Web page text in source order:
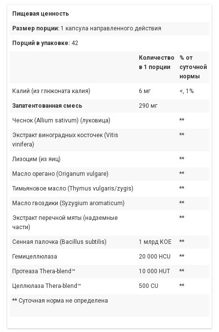
Пищевая ценность
Размер порции: 1 капсула направленного действия
Порций в упаковке: 42
Количество
в 1 порции
% от
суточной
нормы
Калий (из глюконата калия) 6 мг <, 1%
Запатентованная смесь 290 мг
Чеснок (Аllium sativum) (луковица) **
Экстракт виноградных косточек (Vitis
vinifera)
**
Лизоцим (из яиц) **
Масло орегано (Origanum vulgare) **
Тимьяновое масло (Thymus vulgaris/zygis) **
Масло гвоздики (Syzygium aromaticum) **
Экстракт перечной мяты (надземные
части)
**
Сенная палочка (Bacillus subtilis) 1 млрд КОЕ **
Гемицеллюлаза 20 000 HCU **
Протеаза Thera-blend™ 10 000 HUT **
Целлюлаза Thera-blend™ 500 CU **
** Суточная норма не определена